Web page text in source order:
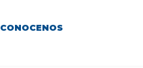
CONOCENOS